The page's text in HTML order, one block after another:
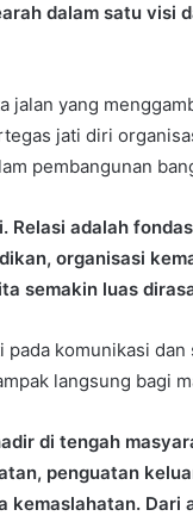
dalam satu visi
yang
jati diri
pembangunan
Relasi adalah
organisasi
semakin luas
komunikasi
langsung bagi
di tengah
penguatan
kemaslahatan.